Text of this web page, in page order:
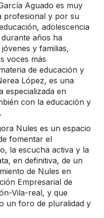
Aguado es muy
profesional y por su
adolescencia
años ha
y familias,
voces más
de educación y
López, es una
especializada en
con la educación y
Nules es un espacio
fomentar el
la escucha activa y la
en definitiva, de un
de Nules en
Empresarial de
Vila-real, y que
un foro de pluralidad y